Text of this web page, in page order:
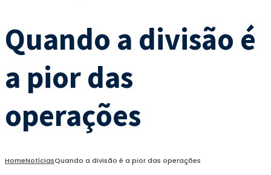
Quando a divisão é
a pior das
operações
HomeNotíciasQuando a divisão é a pior das operações